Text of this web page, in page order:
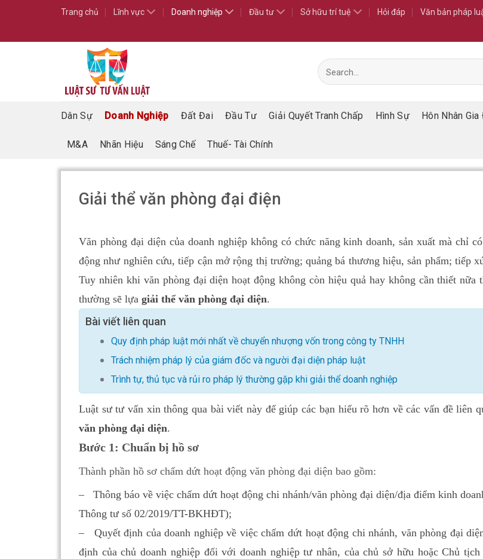
Trang chủ Lĩnh vực Doanh nghiệp Đầu tư Sở hữu trí tuệ Hỏi đáp Văn bản pháp
Dân Sự Doanh Nghiệp Đất Đai Đầu Tư Giải Quyết Tranh Chấp Hình Sự Hôn Nhân Gia
M&A Nhãn Hiệu Sáng Chế Thuế- Tài Chính
Giải thể văn phòng đại điện
Văn phòng đại diện của doanh nghiệp không có chức năng kinh doanh, sản xuất mà chỉ
động như nghiên cứu, tiếp cận mở rộng thị trường; quảng bá thương hiệu, sản phẩm; tiếp
Tuy nhiên khi văn phòng đại diện hoạt động không còn hiệu quả hay không cần thiết nữa
thường sẽ lựa giải thể văn phòng đại diện.
Bài viết liên quan
Quy định pháp luật mới nhất về chuyển nhượng vốn trong công ty TNHH
Trách nhiệm pháp lý của giám đốc và người đại diện pháp luật
Trình tự, thủ tục và rủi ro pháp lý thường gặp khi giải thể doanh nghiệp
Luật sư tư vấn xin thông qua bài viết này để giúp các bạn hiểu rõ hơn về các vấn đề liên
văn phòng đại diện.
Bước 1: Chuẩn bị hồ sơ
Thành phần hồ sơ chấm dứt hoạt động văn phòng đại diện bao gồm:
– Thông báo về việc chấm dứt hoạt động chi nhánh/văn phòng đại diện/địa điểm kinh
Thông tư số 02/2019/TT-BKHĐT);
– Quyết định của doanh nghiệp về việc chấm dứt hoạt động chi nhánh, văn phòng đại
định của chủ doanh nghiệp đối với doanh nghiệp tư nhân, của chủ sở hữu hoặc Chủ